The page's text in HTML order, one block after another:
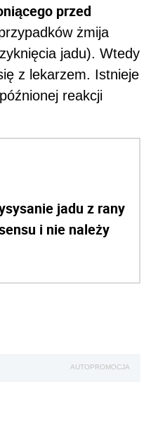
przed
żmija
jadu). Wtedy
z lekarzem. Istnieje
reakcji
jadu z rany
i nie należy
AUTOPROMOCJA